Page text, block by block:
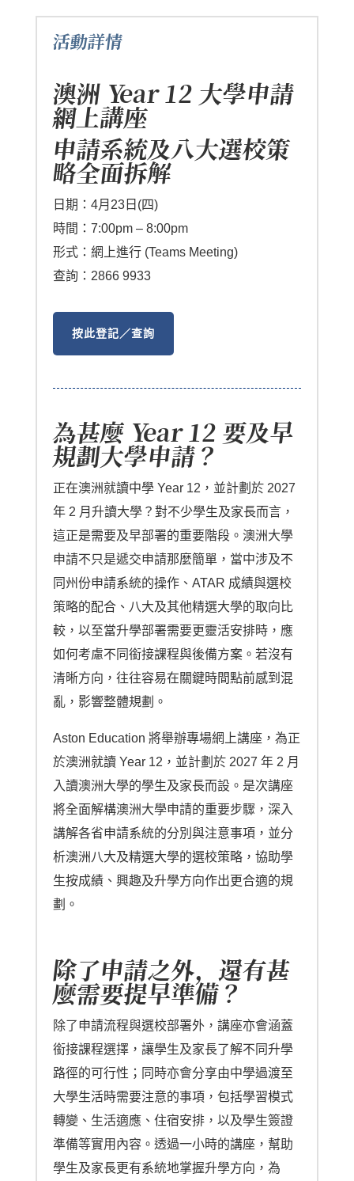
活動詳情
澳洲 Year 12 大學申請
網上講座
申請系統及八大選校策
略全面拆解
日期：4月23日(四)
時間：7:00pm – 8:00pm
形式：網上進行 (Teams Meeting)
查詢：2866 9933
按此登記／查詢
為甚麼 Year 12 要及早
規劃大學申請？
正在澳洲就讀中學 Year 12，並計劃於 2027
年 2 月升讀大學？對不少學生及家長而言，
這正是需要及早部署的重要階段。澳洲大學
申請不只是遞交申請那麼簡單，當中涉及不
同州份申請系統的操作、ATAR 成績與選校
策略的配合、八大及其他精選大學的取向比
較，以至當升學部署需要更靈活安排時，應
如何考慮不同銜接課程與後備方案。若沒有
清晰方向，往往容易在關鍵時間點前感到混
亂，影響整體規劃。
Aston Education 將舉辦專場網上講座，為正
於澳洲就讀 Year 12，並計劃於 2027 年 2 月
入讀澳洲大學的學生及家長而設。是次講座
將全面解構澳洲大學申請的重要步驟，深入
講解各省申請系統的分別與注意事項，並分
析澳洲八大及精選大學的選校策略，協助學
生按成績、興趣及升學方向作出更合適的規
劃。
除了申請之外，還有甚
麼需要提早準備？
除了申請流程與選校部署外，講座亦會涵蓋
銜接課程選擇，讓學生及家長了解不同升學
路徑的可行性；同時亦會分享由中學過渡至
大學生活時需要注意的事項，包括學習模式
轉變、生活適應、住宿安排，以及學生簽證
準備等實用內容。透過一小時的講座，幫助
學生及家長更有系統地掌握升學方向，為